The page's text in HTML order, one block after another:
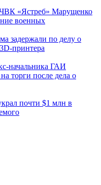
«Ястреб» Марущенко
военных
задержали по делу о
начальника ГАИ
торги после дела о
почти $1 млн в